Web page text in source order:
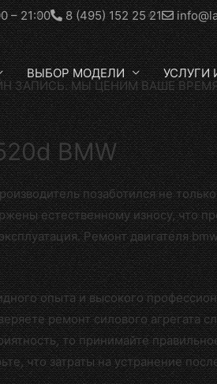
– 21:00 8 (495) 152 25 21
ВЫБОР МОДЕЛИ УСЛУГИ
ЗАПИСЬ. МЫ ЦЕНИМ ВАШЕ
BMW
позаботился не
естественному износу, что
Ремонт двигателя
опыта и высокого
ремонт силового агрегата
то принимайте
что затраты на устранение